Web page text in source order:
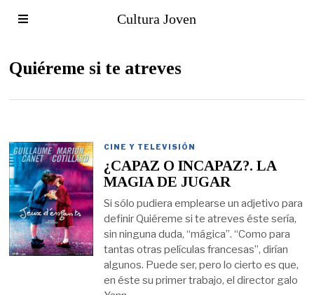
Cultura Joven
Quiéreme si te atreves
CINE Y TELEVISIÓN
¿CAPAZ O INCAPAZ?. LA
MAGIA DE JUGAR
Si sólo pudiera emplearse un adjetivo para
definir Quiéreme si te atreves éste sería,
sin ninguna duda, “mágica”. “Como para
tantas otras películas francesas”, dirían
algunos. Puede ser, pero lo cierto es que,
en éste su primer trabajo, el director galo